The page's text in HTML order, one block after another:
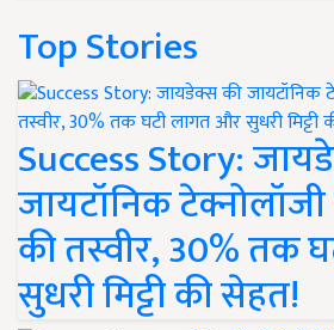
Top Stories
Success Story:
जायटॉनिक
की तस्वीर, 30% तक
सुधरी मिट्टी की सेहत!